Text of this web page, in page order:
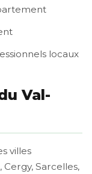
locaux
Val-
villes
Sarcelles,